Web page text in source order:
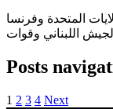
المتحدة وفرنسا
Posts
1 2 3 4 Next